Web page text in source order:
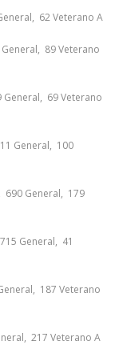
62 Veterano A
89 Veterano
69 Veterano
General, 100
690 General, 179
General, 41
187 Veterano
217 Veterano A